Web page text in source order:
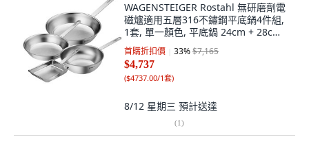
WAGENSTEIGER Rostahl 無研磨劑電
磁爐適用五層316不鏽鋼平底鍋4件組,
1套, 單一顏色, 平底鍋 24cm + 28cm
+ 中式炒鍋 24cm + 玉子燒鍋 20 x 14
cm
首購折扣價 33%$7,165
$4,737
($4737.00/1套)
8/12 星期三 預計送達
(1)